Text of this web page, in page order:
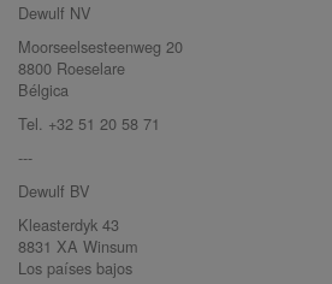
Dewulf NV
Moorseelsesteenweg 20
8800 Roeselare
Bélgica
Tel. +32 51 20 58 71
---
Dewulf BV
Kleasterdyk 43
8831 XA Winsum
Los países bajos